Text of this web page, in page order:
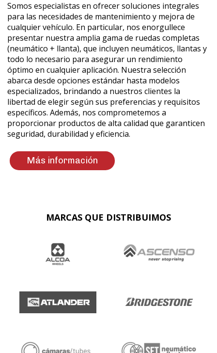
Somos especialistas en ofrecer soluciones integrales
para las necesidades de mantenimiento y mejora de
cualquier vehículo. En particular, nos enorgullece
presentar nuestra amplia gama de ruedas completas
(neumático + llanta), que incluyen neumáticos, llantas y
todo lo necesario para asegurar un rendimiento
óptimo en cualquier aplicación. Nuestra selección
abarca desde opciones estándar hasta modelos
especializados, brindando a nuestros clientes la
libertad de elegir según sus preferencias y requisitos
específicos. Además, nos comprometemos a
proporcionar productos de alta calidad que garanticen
seguridad, durabilidad y eficiencia.
Más información
MARCAS QUE DISTRIBUIMOS